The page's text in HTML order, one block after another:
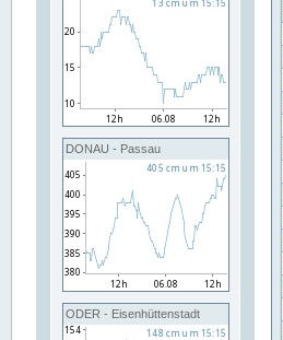
DONAU - Passau
ODER - Eisenhüttenstadt